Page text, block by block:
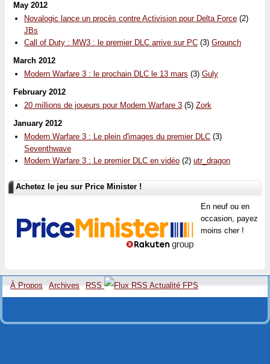
May 2012
Novalogic lance un procès contre Activision pour Delta Force (2)
JBs
Call of Duty : MW3 : le premier DLC arrive sur PC (3) Grounch
March 2012
Modern Warfare 3 : le prochain DLC le 13 mars (3) Guly
February 2012
20 millions de joueurs pour Modern Warfare 3 (5) Zork
January 2012
Modern Warfare 3 : Le plein d'images du premier DLC (3)
Seventhwave
Modern Warfare 3 : Le premier DLC en vidéo (2) utr_dragon
Achetez le jeu sur Price Minister !
En neuf ou en
occasion, payez
moins cher !
À Propos Archives RSS